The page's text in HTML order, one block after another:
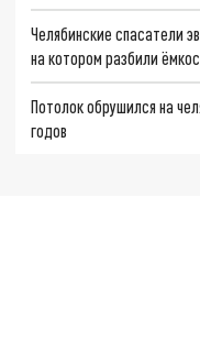
Челябинские спасатели
на котором разбили
Потолок обрушился на
годов